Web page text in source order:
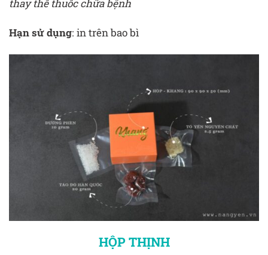
thay thế thuốc chữa bệnh
Hạn sử dụng: in trên bao bì
HỘP THỊNH